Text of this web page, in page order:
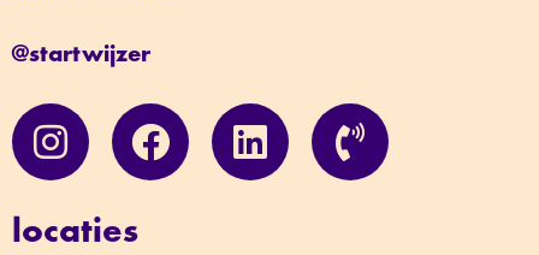
@startwijzer
locaties